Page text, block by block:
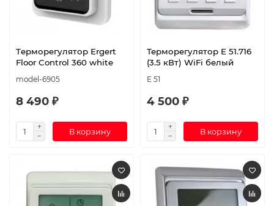
Tерморегулятор Ergert
Floor Control 360 white
model-6905
8 490 ₽
В корзину
Терморегулятор E 51.716
(3.5 кВт) WiFi белый
E 51
4 500 ₽
В корзину